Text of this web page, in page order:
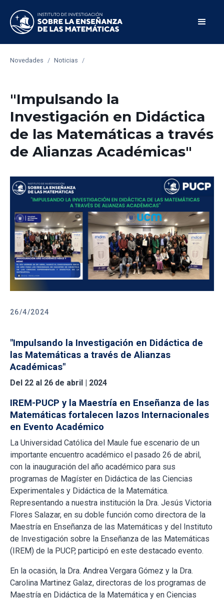
Novedades / Noticias /
"Impulsando la
Investigación en Didáctica
de las Matemáticas a través
de Alianzas Académicas"
26/4/2024
"Impulsando la Investigación en Didáctica de
las Matemáticas a través de Alianzas
Académicas"
Del 22 al 26 de abril | 2024
IREM-PUCP y la Maestría en Enseñanza de las
Matemáticas fortalecen lazos Internacionales
en Evento Académico
La Universidad Católica del Maule fue escenario de un
importante encuentro académico el pasado 26 de abril,
con la inauguración del año académico para sus
programas de Magíster en Didáctica de las Ciencias
Experimentales y Didáctica de la Matemática.
Representando a nuestra institución la Dra. Jesús Victoria
Flores Salazar, en su doble función como directora de la
Maestría en Enseñanza de las Matemáticas y del Instituto
de Investigación sobre la Enseñanza de las Matemáticas
(IREM) de la PUCP, participó en este destacado evento.
En la ocasión, la Dra. Andrea Vergara Gómez y la Dra.
Carolina Martinez Galaz, directoras de los programas de
Maestría en Didáctica de la Matemática y en Ciencias